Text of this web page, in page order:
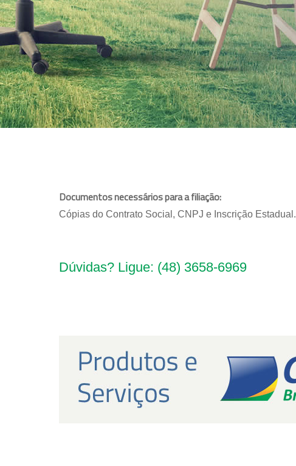
Documentos necessários para a filiação:
Cópias do Contrato Social, CNPJ e Inscrição Estadual.
Dúvidas? Ligue: (48) 3658-6969